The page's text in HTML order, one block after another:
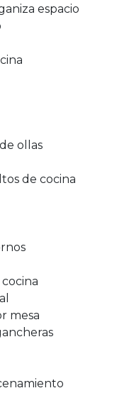
espacio
ollas
de cocina
mesa